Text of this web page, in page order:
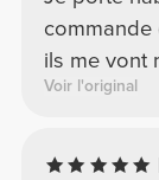
ils me vont
Voir l'original